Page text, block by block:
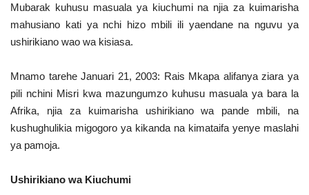
Mubarak kuhusu masuala ya kiuchumi na njia za kuimarisha
mahusiano kati ya nchi hizo mbili ili yaendane na nguvu ya
ushirikiano wao wa kisiasa.
Mnamo tarehe Januari 21, 2003: Rais Mkapa alifanya ziara ya
pili nchini Misri kwa mazungumzo kuhusu masuala ya bara la
Afrika, njia za kuimarisha ushirikiano wa pande mbili, na
kushughulikia migogoro ya kikanda na kimataifa yenye maslahi
ya pamoja.
Ushirikiano wa Kiuchumi